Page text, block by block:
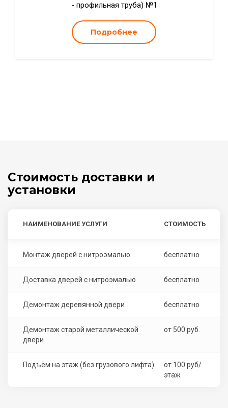
- профильная труба) №1
Подробнее
Стоимость доставки и
установки
НАИМЕНОВАНИЕ УСЛУГИ СТОИМОСТЬ
Монтаж дверей с нитроэмалью бесплатно
Доставка дверей с нитроэмалью бесплатно
Демонтаж деревянной двери бесплатно
Демонтаж старой металлической
двери
от 500 руб.
Подъём на этаж (без грузового лифта)
от 100 руб/
этаж